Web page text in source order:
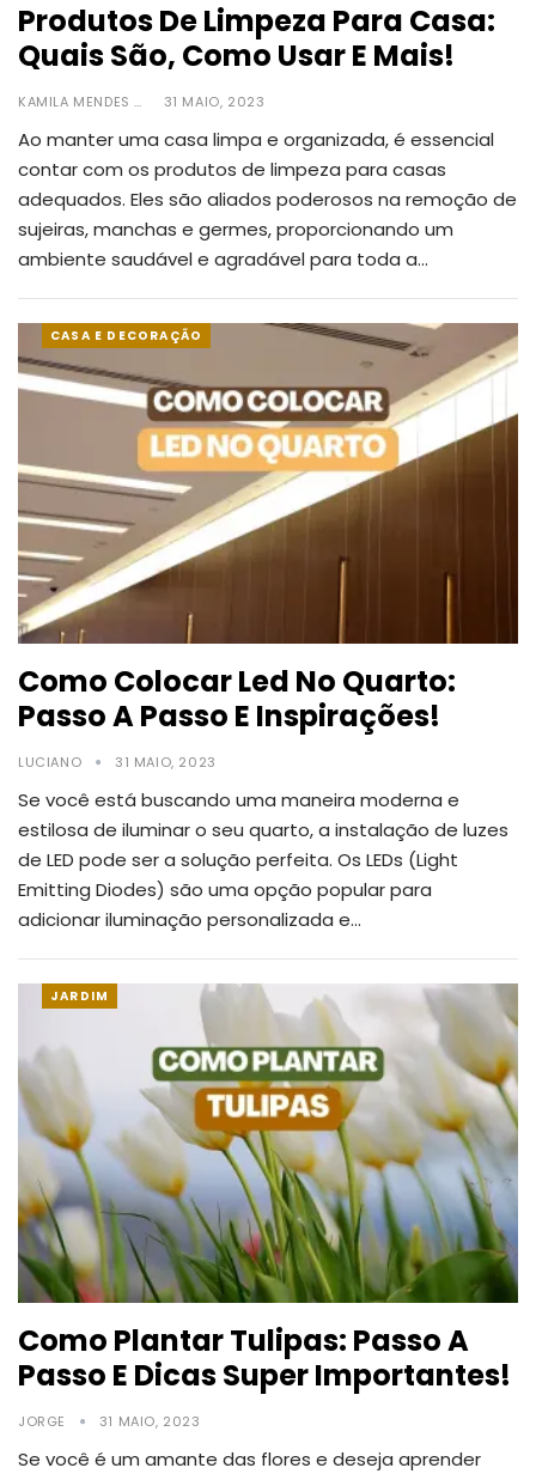
Produtos De Limpeza Para Casa:
Quais São, Como Usar E Mais!
KAMILA MENDES 31 MAIO, 2023
Ao manter uma casa limpa e organizada, é essencial
contar com os produtos de limpeza para casas
adequados. Eles são aliados poderosos na remoção de
sujeiras, manchas e germes, proporcionando um
ambiente saudável e agradável para toda a…
CASA E DECORAÇÃO
Como Colocar Led No Quarto:
Passo A Passo E Inspirações!
LUCIANO 31 MAIO, 2023
Se você está buscando uma maneira moderna e
estilosa de iluminar o seu quarto, a instalação de luzes
de LED pode ser a solução perfeita. Os LEDs (Light
Emitting Diodes) são uma opção popular para
adicionar iluminação personalizada e…
JARDIM
Como Plantar Tulipas: Passo A
Passo E Dicas Super Importantes!
JORGE 31 MAIO, 2023
Se você é um amante das flores e deseja aprender